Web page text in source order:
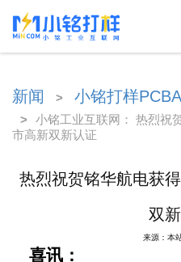
新闻 > 小铭打样
>
小铭工业互联网： 热烈祝
市高新双新认证
热烈祝贺铭华航电获
双
来源：本
喜讯：